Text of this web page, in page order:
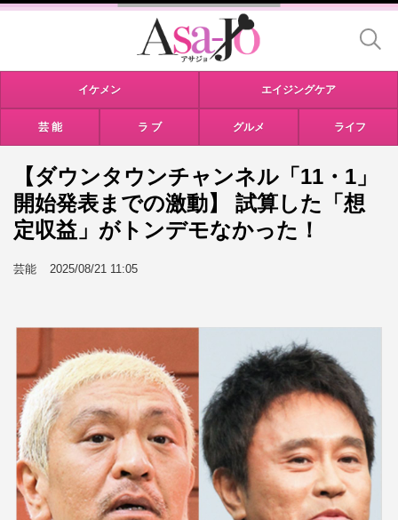
イケメン エイジングケア
芸 能 ラ ブ グルメ ライフ
【ダウンタウンチャンネル「11・1」
開始発表までの激動】 試算した「想
定収益」がトンデモなかった！
芸能 2025/08/21 11:05